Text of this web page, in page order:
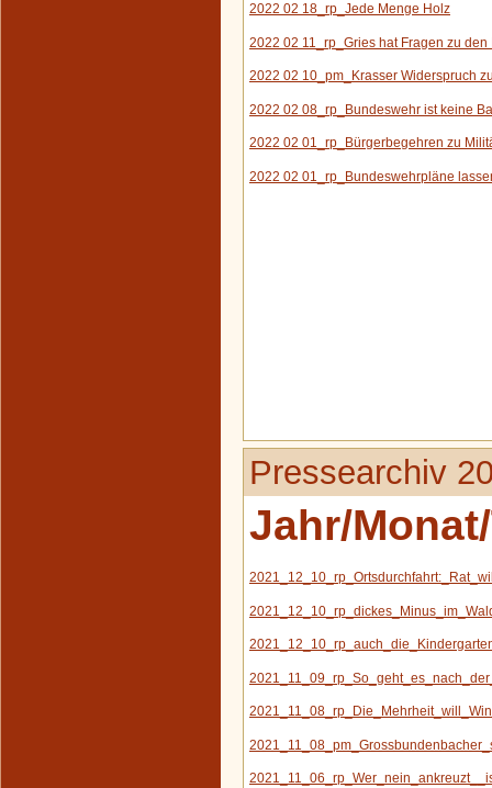
2022 02 18_rp_Jede Menge Holz
2022 02 11_rp_Gries hat Fragen zu
2022 02 10_pm_Krasser Widerspruch
2022 02 08_rp_Bundeswehr ist keine
2022 02 01_rp_Bürgerbegehren zu
2022 02 01_rp_Bundeswehrpläne
Pressearchiv
Jahr/